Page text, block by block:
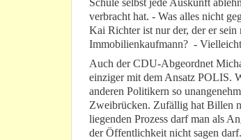
Schule selbst jede Auskunft
verbracht hat. - Was alles nicht
Kai Richter ist nur der, der er
Immobilienkaufmann? -
Auch der CDU-Abgeordnet
einziger mit dem Ansatz POLIS.
anderen Politikern so
Zweibrücken. Zufällig hat Billen
liegenden Prozess darf man als
der Öffentlichkeit nicht sagen